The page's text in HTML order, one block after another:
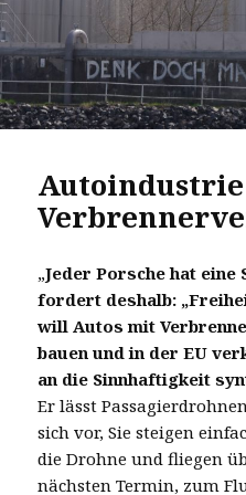
„Jeder Porsche hat eine
fordert deshalb:
will Autos mit
bauen und in der EU
an die Sinnhaftigkeit
Er lässt
sich vor, Sie steigen
die Drohne und fliegen
nächsten Termin, zum